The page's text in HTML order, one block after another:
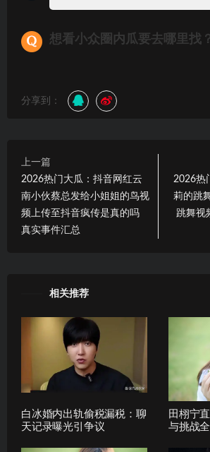
想看小众圈内瓜要去哪里找
分享到：
上一篇
2026热门大瓜：抖音网红云
南小伙蔡总发给小姐姐的鸟视
频上传至抖音疯传是真的吗
真实事件汇总
2026热
莉的跳
跳舞视
相关推荐
白冰婚内出轨偷税漏税：聊
天记录曝光引争议
田栩宁
与挑战